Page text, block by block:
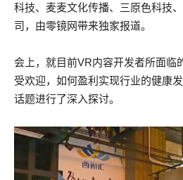
科技、麦麦文化传播、三原色科技
司，由零镜网带来独家报道。
会上，就目前VR内容开发者所面临
受欢迎，如何盈利实现行业的健康
话题进行了深入探讨。